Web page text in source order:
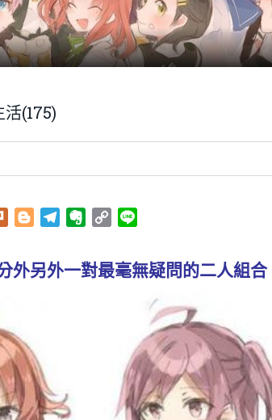
(175)
Plurk BloggerTelegramEvernote
Copy
外另外一對最毫無疑問的二人組合